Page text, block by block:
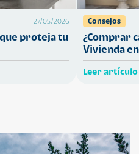
27/05/2026
proteja tu
Consejos
¿Comprar
Vivienda
Leer